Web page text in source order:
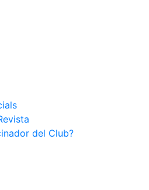
del Club?